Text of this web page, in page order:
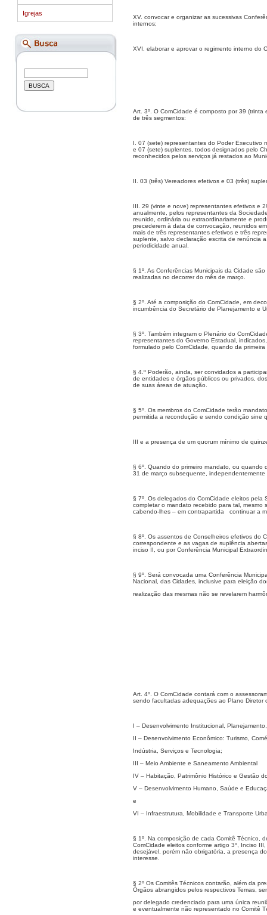
Igrejas
XV. convocar e organizar as sucessivas
internos;
XVI. elaborar e aprovar o regimento interno do
Art. 3º. O ComCidade é composto por 39
de três segmentos:
I. 07 (sete) representantes do Poder Executivo
e 07 (sete) suplentes, todos designados pelo
reconhecidos pelos serviços já restados ao
II. 03 (três) Vereadores efetivos e 03 (três)
III. 29 (vinte e nove) representantes efetivos e
anualmente, pelos representantes da
reunido, ordinária ou extraordinariamente e
precederem à data de convocação, reunidos
mais de três representantes efetivos e três
suplente, salvo declaração escrita de renúncia
periodicidade anual.
§ 1º. As Conferências Municipais da Cidade
realizadas no decorrer do mês de março.
§ 2º. Até a composição do ComCidade, em
incumbência do Secretário de Planejamento e
§ 3º. Também integram o Plenário do
representantes do Governo Estadual,
formulado pelo ComCidade, quando da
§ 4.º Poderão, ainda, ser convidados a
de entidades e órgãos públicos ou privados,
de suas áreas de atuação.
§ 5º. Os membros do ComCidade terão
permitida a recondução e sendo condição sine
III e a presença de um quorum mínimo de
§ 6º. Quando do primeiro mandato, ou quando
31 de março subsequente,
§ 7º. Os delegados do ComCidade eleitos
completar o mandato recebido para tal,
cabendo-lhes – em contrapartida
continuar a
§ 8º. Os assentos de Conselheiros efetivos do
correspondente e as vagas de suplência
inciso II, ou por Conferência Municipal
§ 9º. Será convocada uma Conferência
Nacional, das Cidades, inclusive para eleição
realização das mesmas não se revelarem
Art. 4º. O ComCidade contará com o
sendo facultadas adequações ao Plano Diretor
I – Desenvolvimento Institucional,
II – Desenvolvimento Econômico: Turismo,
Indústria, Serviços e Tecnologia;
III – Meio Ambiente e Saneamento Ambiental
IV – Habitação, Patrimônio Histórico e Gestão
V – Desenvolvimento Humano, Saúde e
e
VI – Infraestrutura, Mobilidade e Transporte
§ 1º. Na composição de cada Comitê Técnico,
ComCidade eleitos conforme artigo 3º, Inciso
desejável, porém não obrigatória, a presença
interesse.
§ 2º Os Comitês Técnicos contarão, além da
Órgãos abrangidos pelos respectivos Temas,
por delegado credenciado para uma única
e eventualmente não representado no Comitê